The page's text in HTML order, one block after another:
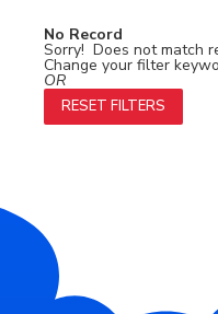
No Record
Sorry! Does not match
Change your filter
OR
RESET FILTERS